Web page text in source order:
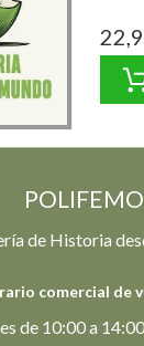
POLIFEMO
de Historia
comercial de
de 10:00 a